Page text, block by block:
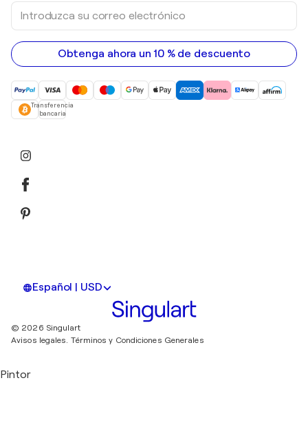
Introduzca
correo
electrónico
Obtenga ahora un 10 % de descuento
Transferencia
bancaria
Español | USD
© 2026 Singulart
Avisos legales. Términos y Condiciones Generales
Pintor